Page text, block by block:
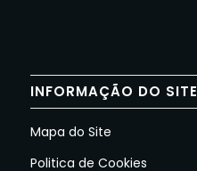
INFORMAÇÃO DO SITE
Mapa do Site
Politica de Cookies